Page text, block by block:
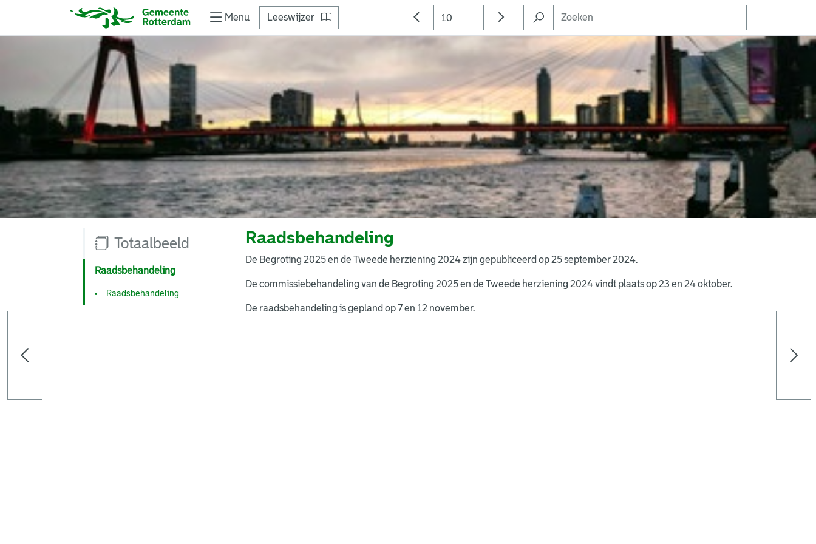
Menu Leeswijzer
Totaalbeeld
Raadsbehandeling
Raadsbehandeling
Raadsbehandeling
De Begroting 2025 en de Tweede herziening 2024 zijn gepubliceerd op 25 september 2024.
De commissiebehandeling van de Begroting 2025 en de Tweede herziening 2024 vindt plaats op 23 en 24 oktober.
De raadsbehandeling is gepland op 7 en 12 november.